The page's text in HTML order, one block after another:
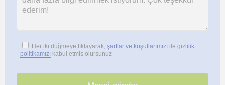
Her iki düğmeye tıklayarak, şartlar ve koşullarımızı ile gizlilik
politikamızı kabul etmiş olursunuz